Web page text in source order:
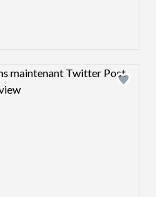
Design preview image